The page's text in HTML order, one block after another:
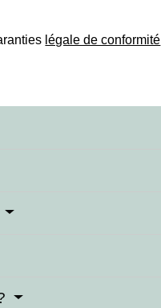
légale de conformité